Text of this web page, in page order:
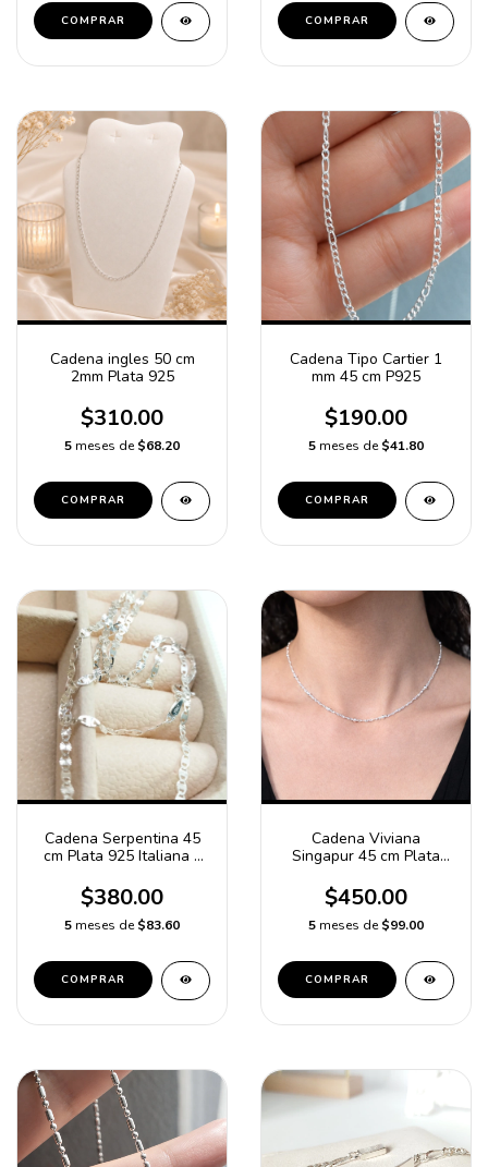
COMPRAR COMPRAR
Cadena ingles 50 cm
2mm Plata 925
$310.00
5 meses de$68.20
COMPRAR
Cadena Tipo Cartier 1
mm 45 cm P925
$190.00
5 meses de$41.80
COMPRAR
Cadena Serpentina 45
cm Plata 925 Italiana -
Cadena para mujer
$380.00
5 meses de$83.60
COMPRAR
Cadena Viviana
Singapur 45 cm Plata
$450.00
5 meses de$99.00
COMPRAR